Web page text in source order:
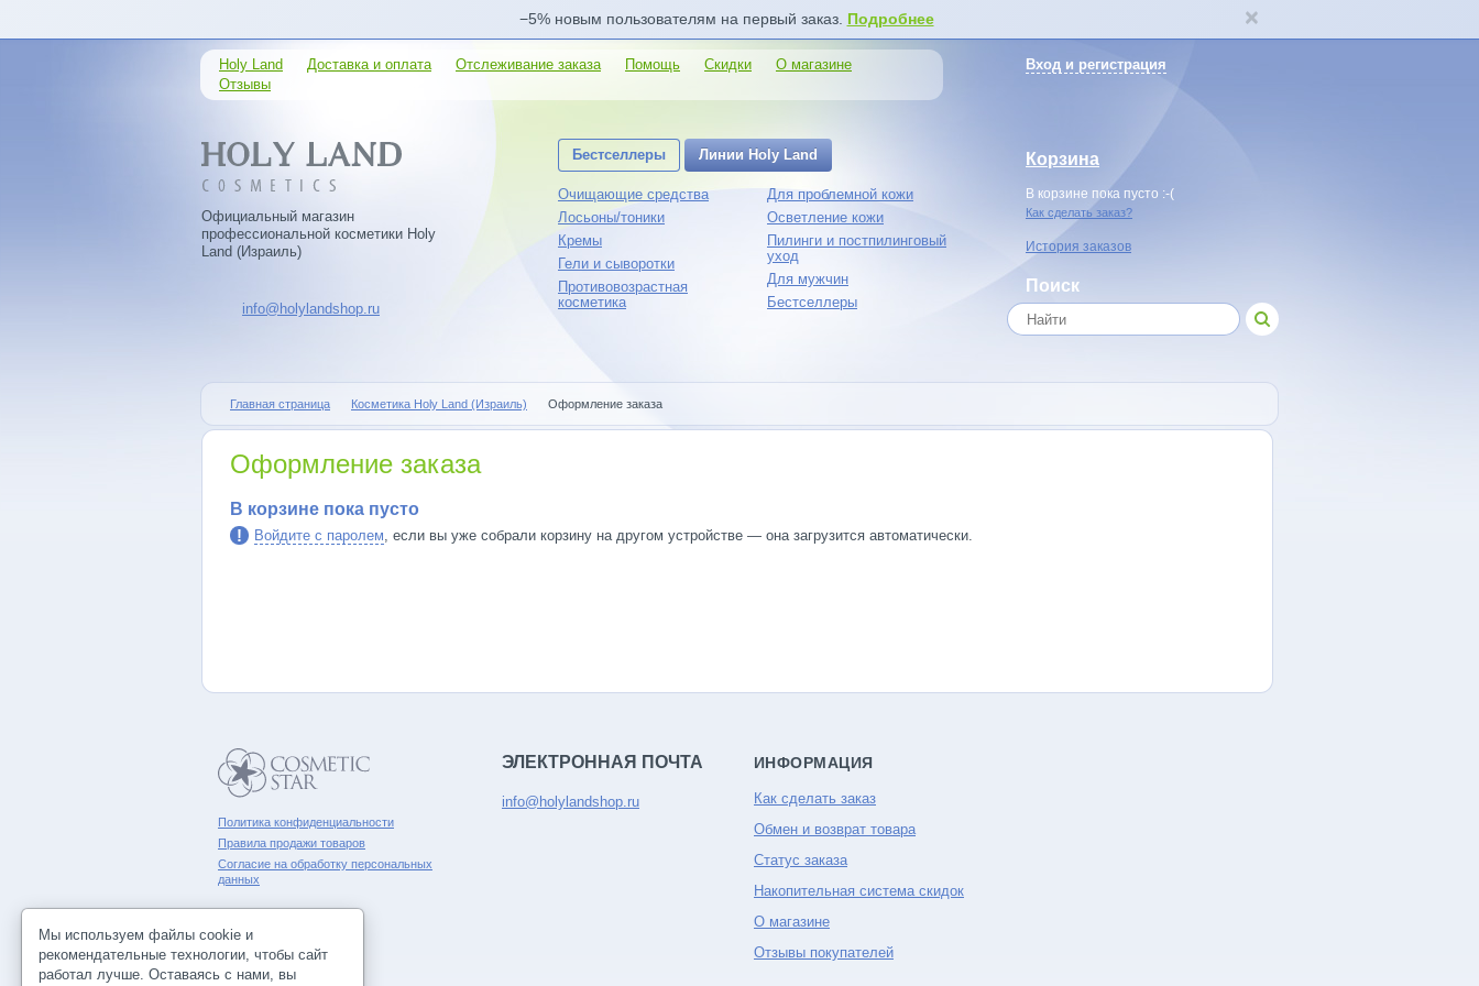
−5% новым пользователям на первый заказ. Подробнее
Вход и регистрация
Holy Land Доставка и оплата Отслеживание заказа Помощь Скидки
О магазине
Отзывы
Официальный магазин
профессиональной косметики Holy
Land (Израиль)
info@holylandshop.ru
Бестселлеры Линии Holy Land
Очищающие средства
Лосьоны/тоники
Кремы
Гели и сыворотки
Противовозрастная
косметика
Для проблемной кожи
Осветление кожи
Пилинги и постпилинговый
уход
Для мужчин
Бестселлеры
Корзина
В корзине пока пусто :-(
Как сделать заказ?
История заказов
Поиск
Главная страница Косметика Holy Land (Израиль) Оформление заказа
Оформление заказа
В корзине пока пусто
Войдите с паролем, если вы уже собрали корзину на другом устройстве — она загрузится автоматически.
Политика конфиденциальности
Правила продажи товаров
Согласие на обработку персональных
данных
ЭЛЕКТРОННАЯ ПОЧТА
info@holylandshop.ru
ИНФОРМАЦИЯ
Как сделать заказ
Обмен и возврат товара
Статус заказа
Накопительная система скидок
О магазине
Отзывы покупателей
Мы используем файлы cookie и
рекомендательные технологии, чтобы сайт
работал лучше. Оставаясь с нами, вы